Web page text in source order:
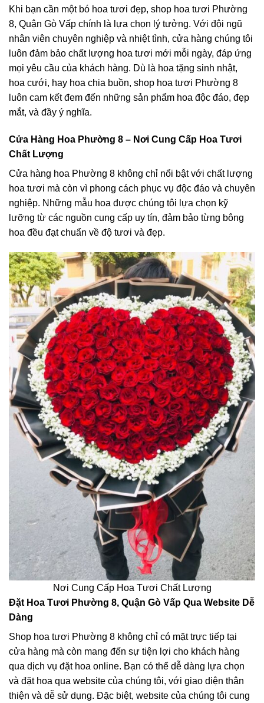
Khi bạn cần một bó hoa tươi đẹp, shop hoa tươi Phường
8, Quận Gò Vấp chính là lựa chọn lý tưởng. Với đội ngũ
nhân viên chuyên nghiệp và nhiệt tình, cửa hàng chúng tôi
luôn đảm bảo chất lượng hoa tươi mới mỗi ngày, đáp ứng
mọi yêu cầu của khách hàng. Dù là hoa tặng sinh nhật,
hoa cưới, hay hoa chia buồn, shop hoa tươi Phường 8
luôn cam kết đem đến những sản phẩm hoa độc đáo, đẹp
mắt, và đầy ý nghĩa.
Cửa Hàng Hoa Phường 8 – Nơi Cung Cấp Hoa Tươi
Chất Lượng
Cửa hàng hoa Phường 8 không chỉ nổi bật với chất lượng
hoa tươi mà còn vì phong cách phục vụ độc đáo và chuyên
nghiệp. Những mẫu hoa được chúng tôi lựa chọn kỹ
lưỡng từ các nguồn cung cấp uy tín, đảm bảo từng bông
hoa đều đạt chuẩn về độ tươi và đẹp.
Nơi Cung Cấp Hoa Tươi Chất Lượng
Đặt Hoa Tươi Phường 8, Quận Gò Vấp Qua Website Dễ
Dàng
Shop hoa tươi Phường 8 không chỉ có mặt trực tiếp tại
cửa hàng mà còn mang đến sự tiện lợi cho khách hàng
qua dịch vụ đặt hoa online. Bạn có thể dễ dàng lựa chọn
và đặt hoa qua website của chúng tôi, với giao diện thân
thiện và dễ sử dụng. Đặc biệt, website của chúng tôi cung